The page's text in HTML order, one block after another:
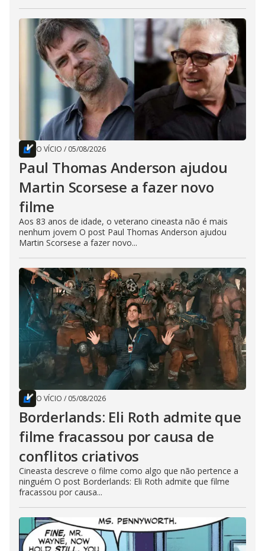
O VÍCIO / 05/08/2026
Paul Thomas Anderson ajudou
Martin Scorsese a fazer novo
filme
Aos 83 anos de idade, o veterano cineasta não é mais
nenhum jovem O post Paul Thomas Anderson ajudou
Martin Scorsese a fazer novo...
O VÍCIO / 05/08/2026
Borderlands: Eli Roth admite que
filme fracassou por causa de
conflitos criativos
Cineasta descreve o filme como algo que não pertence a
ninguém O post Borderlands: Eli Roth admite que filme
fracassou por causa...